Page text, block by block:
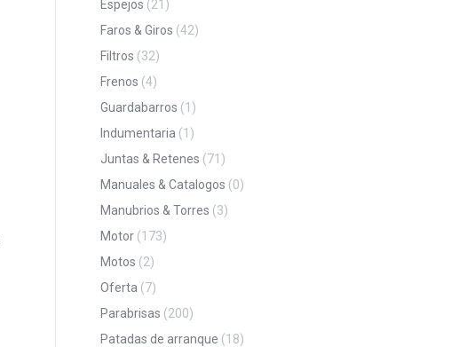
Espejos (21)
Faros & Giros (42)
Filtros (32)
Frenos (4)
Guardabarros (1)
Indumentaria (1)
Juntas & Retenes (71)
Manuales & Catalogos (0)
Manubrios & Torres (3)
Motor (173)
Motos (2)
Oferta (7)
Parabrisas (200)
Patadas de arranque (18)